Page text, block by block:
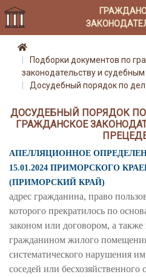
Подборки документов по
законодательству и
Досудебный порядок по
ДОСУДЕБНЫЙ ПОРЯДОК
ГРАЖДАНСКОЕ
АПЕЛЛЯЦИОННОЕ
15.01.2024 ПРИМОРСКОГО
(ПРИМОРСКИЙ КРАЙ)
адрес гражданина, право
которого прекратилось по
законом или договором, а также
гражданином жилого
систематического нарушения
соседей или